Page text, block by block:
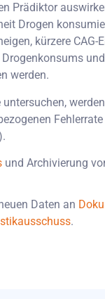
Prädiktor
Drogen
kürzere
werden.
und Archivierung
Daten an
.